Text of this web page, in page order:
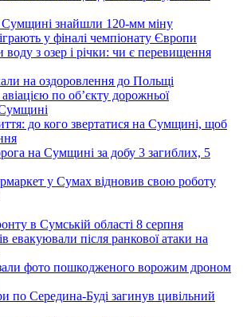
Сумщині знайшли 120-мм міну
у фіналі чемпіонату Європи
з озер і річки: чи є перевищення
на оздоровлення до Польщі
по обʼєкту дорожньої
до кого звертатися на Сумщині, щоб
на Сумщині за добу 3 загиблих, 5
у Сумах відновив свою роботу
в Сумській області 8 серпня
евакуювали після ранкової атаки на
фото пошкодженого ворожим дроном
по Середина-Буді загинув цивільний